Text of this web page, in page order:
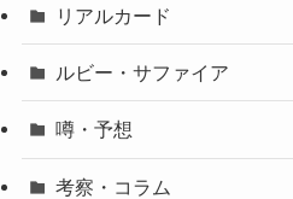
リアルカード
ルビー・サファイア
噂・予想
考察・コラム